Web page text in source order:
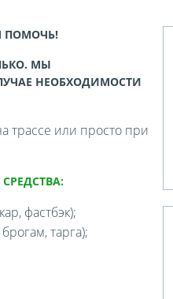
ПОМОЧЬ!
МЫ
НЕОБХОДИМОСТИ
трассе или просто при
фастбэк);
тарга);